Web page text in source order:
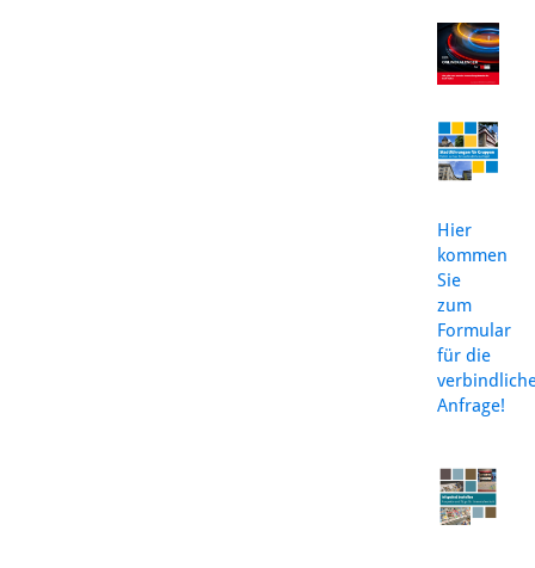
Hier
kommen
Sie
zum
Formular
für die
Anfrage!